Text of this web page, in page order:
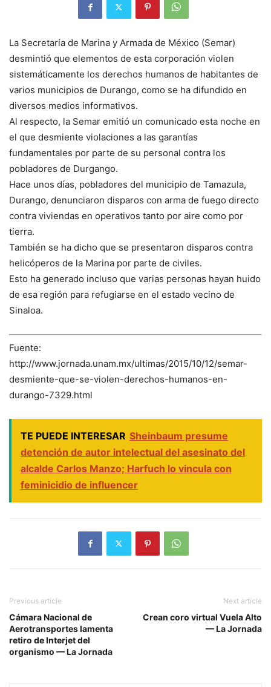
La Secretaría de Marina y Armada de México (Semar)
desmintió que elementos de esta corporación violen
sistemáticamente los derechos humanos de habitantes de
varios municipios de Durango, como se ha difundido en
diversos medios informativos.
Al respecto, la Semar emitió un comunicado esta noche en
el que desmiente violaciones a las garantías
fundamentales por parte de su personal contra los
pobladores de Durgango.
Hace unos días, pobladores del municipio de Tamazula,
Durango, denunciaron disparos con arma de fuego directo
contra viviendas en operativos tanto por aire como por
tierra.
También se ha dicho que se presentaron disparos contra
helicóperos de la Marina por parte de civiles.
Esto ha generado incluso que varias personas hayan huido
de esa región para refugiarse en el estado vecino de
Sinaloa.
Fuente:
http://www.jornada.unam.mx/ultimas/2015/10/12/semar-
desmiente-que-se-violen-derechos-humanos-en-
durango-7329.html
TE PUEDE INTERESAR Sheinbaum presume
detención de autor intelectual del asesinato del
alcalde Carlos Manzo; Harfuch lo vincula con
feminicidio de influencer
Previous article
Cámara Nacional de
Aerotransportes lamenta
retiro de Interjet del
organismo — La Jornada
Next article
Crean coro virtual Vuela Alto
— La Jornada